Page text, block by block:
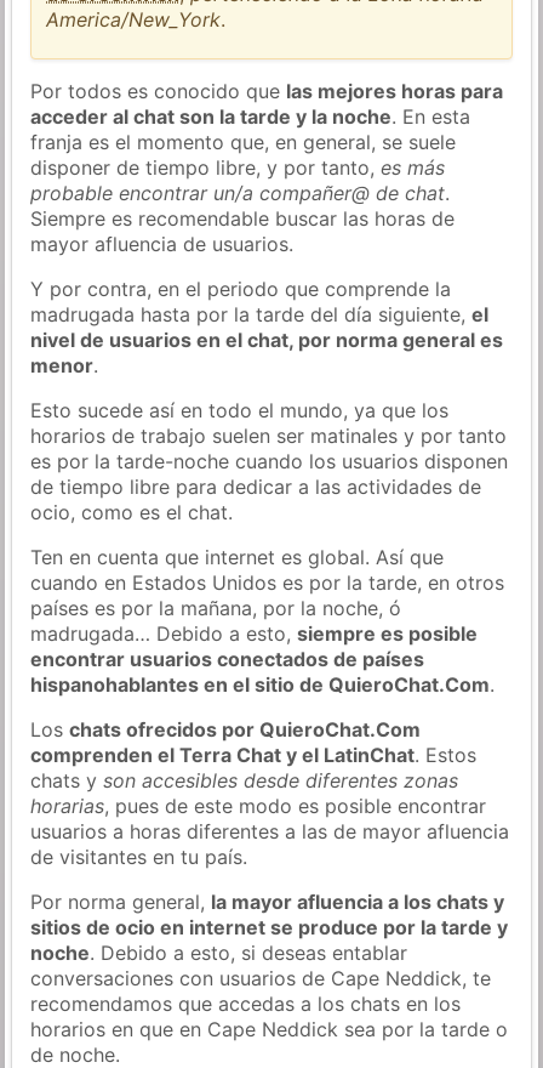
America/New_York.
Por todos es conocido que las mejores horas para
acceder al chat son la tarde y la noche. En esta
franja es el momento que, en general, se suele
disponer de tiempo libre, y por tanto,es más
probable encontrar un/a compañer@ de chat.
Siempre es recomendable buscar las horas de
mayor afluencia de usuarios.
Y por contra, en el periodo que comprende la
madrugada hasta por la tarde del día siguiente,el
nivel de usuarios en el chat, por norma general es
menor.
Esto sucede así en todo el mundo, ya que los
horarios de trabajo suelen ser matinales y por tanto
es por la tarde-noche cuando los usuarios disponen
de tiempo libre para dedicar a las actividades de
ocio, como es el chat.
Ten en cuenta que internet es global. Así que
cuando en Estados Unidos es por la tarde, en otros
países es por la mañana, por la noche, ó
madrugada… Debido a esto,siempre es posible
encontrar usuarios conectados de países
hispanohablantes en el sitio de QuieroChat.Com.
Loschats ofrecidos por QuieroChat.Com
comprenden el Terra Chat y el LatinChat. Estos
chats yson accesibles desde diferentes zonas
horarias, pues de este modo es posible encontrar
usuarios a horas diferentes a las de mayor afluencia
de visitantes en tu país.
Por norma general, la mayor afluencia a los chats y
sitios de ocio en internet se produce por la tarde y
noche. Debido a esto, si deseas entablar
conversaciones con usuarios de Cape Neddick, te
recomendamos que accedas a los chats en los
horarios en que en Cape Neddick sea por la tarde o
de noche.